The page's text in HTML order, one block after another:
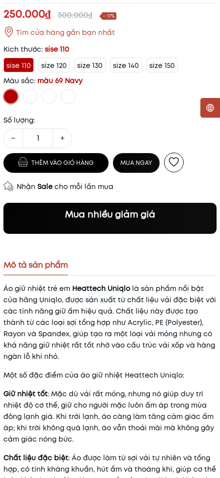
250.000₫ 300.000₫ - 17%
Tìm cửa hàng gần bạn nhất
Kích thước: sise 110
sise 110
size 120 size 130 size 140
size 150
Màu sắc: màu 69 Navy
Số lượng:
− +
THÊM VÀO GIỎ HÀNG MUA NGAY
Nhận Sale cho mỗi lần mua
Mua nhiều giảm giá
Mã khuyến mãi:
Điều kiện:
Mô tả sản phẩm
Áo giữ nhiệt trẻ em Heattech Uniqlolà sản phẩm nổi bật
của hãng Uniqlo, được sản xuất từ chất liệu vải đặc biệt với
các tính năng giữ ấm hiệu quả. Chất liệu này được tạo
thành từ các loại sợi tổng hợp như Acrylic, PE (Polyester),
Rayon và Spandex, giúp tạo ra một loại vải mỏng nhưng có
khả năng giữ nhiệt rất tốt nhờ vào cấu trúc vải xốp và hàng
ngàn lỗ khí nhỏ.
Một số đặc điểm của áo giữ nhiệt Heattech Uniqlo:
Giữ nhiệt tốt: Mặc dù vải rất mỏng, nhưng nó giúp duy trì
nhiệt độ cơ thể, giữ cho người mặc luôn ấm áp trong mùa
đông lạnh giá. Khi trời lạnh, áo càng làm tăng cảm giác ấm
áp; khi trời không quá lạnh, áo vẫn thoải mái mà không gây
cảm giác nóng bức.
Chất liệu đặc biệt: Áo được làm từ sợi vải tự nhiên và tổng
hợp, có tính kháng khuẩn, hút ẩm và thoáng khí, giúp cơ thể